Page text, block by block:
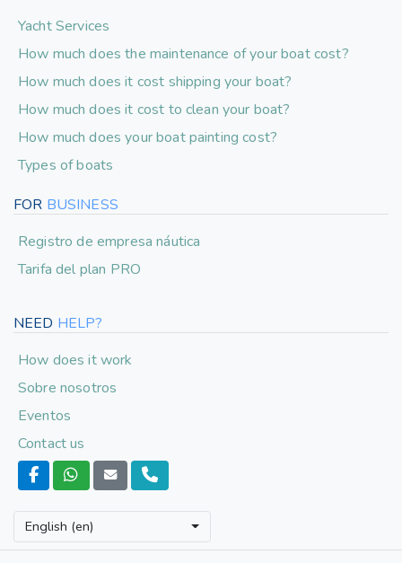
Yacht Services
How much does the maintenance of your boat cost?
How much does it cost shipping your boat?
How much does it cost to clean your boat?
How much does your boat painting cost?
Types of boats
FOR BUSINESS
Registro de empresa náutica
Tarifa del plan PRO
NEED HELP?
How does it work
Sobre nosotros
Eventos
Contact us
English (en)